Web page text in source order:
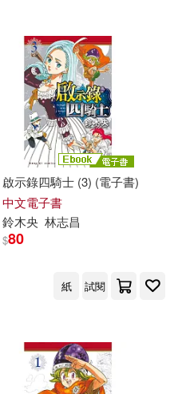
啟示錄四騎士 (3) (電子書)
中文電子書
鈴木央 林志昌
$80
紙 試閱